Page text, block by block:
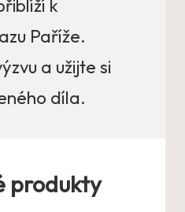
k
Paříže.
a užijte si
díla.
produkty